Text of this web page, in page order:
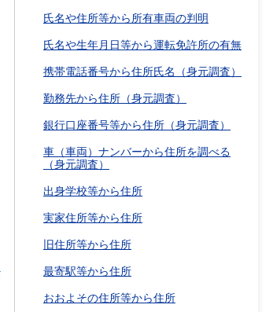
氏名や住所等から所有車両の判明
氏名や生年月日等から運転免許所の有無
携帯電話番号から住所氏名（身元調査）
勤務先から住所（身元調査）
銀行口座番号等から住所（身元調査）
車（車両）ナンバーから住所を調べる
（身元調査）
出身学校等から住所
実家住所等から住所
旧住所等から住所
最寄駅等から住所
おおよその住所等から住所